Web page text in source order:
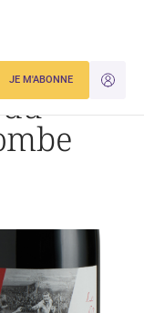
JE
JE M'ABONNE